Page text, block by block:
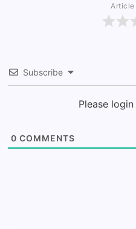
Article
Subscribe
Please
0 COMMENTS